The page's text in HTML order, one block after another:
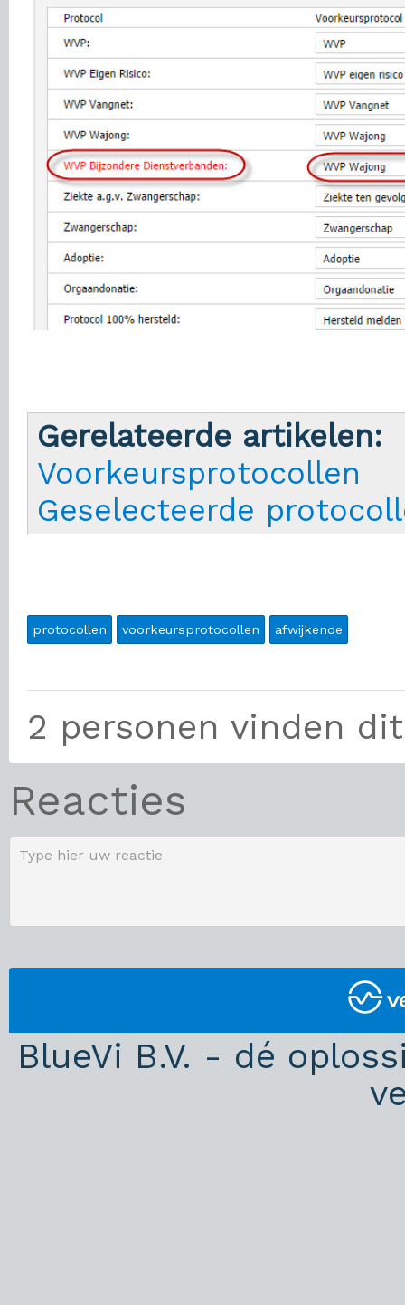
Gerelateerde artikelen:
Voorkeursprotocollen
Geselecteerde
protocollen voorkeursprotocollen afwijkende
2 personen vinden
Reacties
BlueVi B.V. - dé